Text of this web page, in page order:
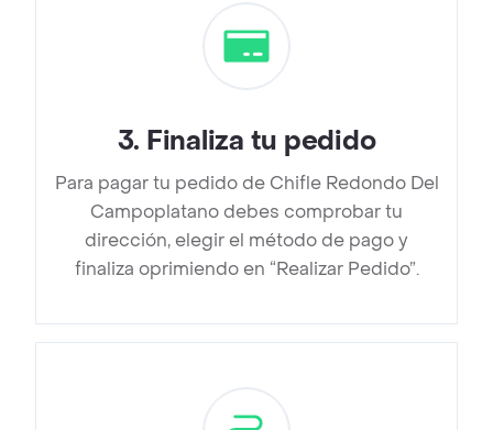
3. Finaliza tu pedido
Para pagar tu pedido de Chifle Redondo Del
Campoplatano debes comprobar tu
dirección, elegir el método de pago y
finaliza oprimiendo en “Realizar Pedido”.